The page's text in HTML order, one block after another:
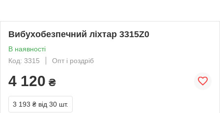
Вибухобезпечний ліхтар 3315Z0
В наявності
Код: 3315
Опт і роздріб
4 120 ₴
3 193 ₴ від 30 шт.